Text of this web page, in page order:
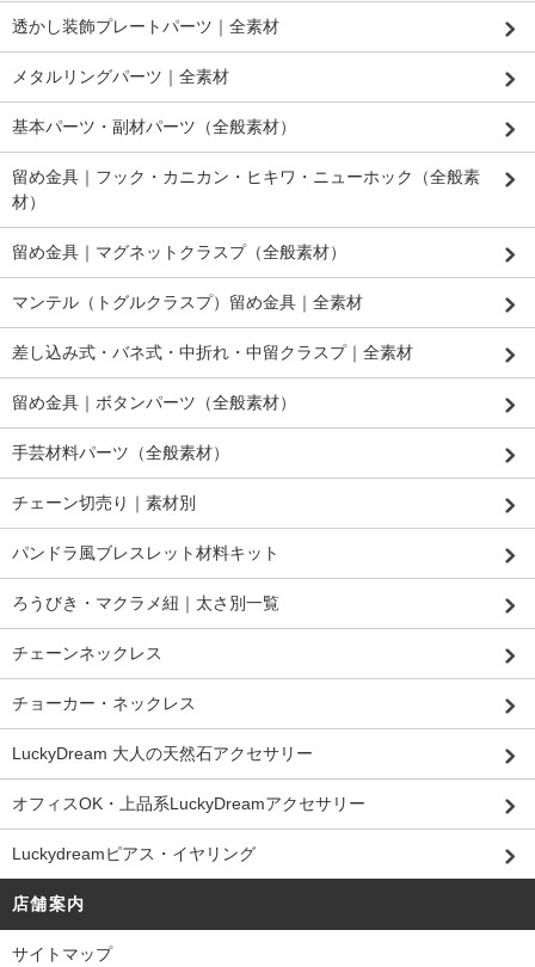
透かし装飾プレートパーツ｜全素材
メタルリングパーツ｜全素材
基本パーツ・副材パーツ（全般素材）
留め金具｜フック・カニカン・ヒキワ・ニューホック（全般素
材）
留め金具｜マグネットクラスプ（全般素材）
マンテル（トグルクラスプ）留め金具｜全素材
差し込み式・バネ式・中折れ・中留クラスプ｜全素材
留め金具｜ボタンパーツ（全般素材）
手芸材料パーツ（全般素材）
チェーン切売り｜素材別
パンドラ風ブレスレット材料キット
ろうびき・マクラメ紐｜太さ別一覧
チェーンネックレス
チョーカー・ネックレス
LuckyDream 大人の天然石アクセサリー
オフィスOK・上品系LuckyDreamアクセサリー
Luckydreamピアス・イヤリング
店舗案内
サイトマップ